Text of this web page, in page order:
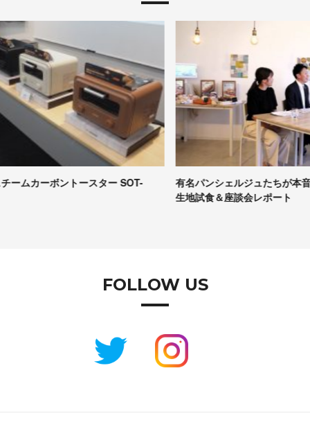
有名パンシェルジュたちが本音で評価！Pascoの冷凍パン
【
FOLLOW US